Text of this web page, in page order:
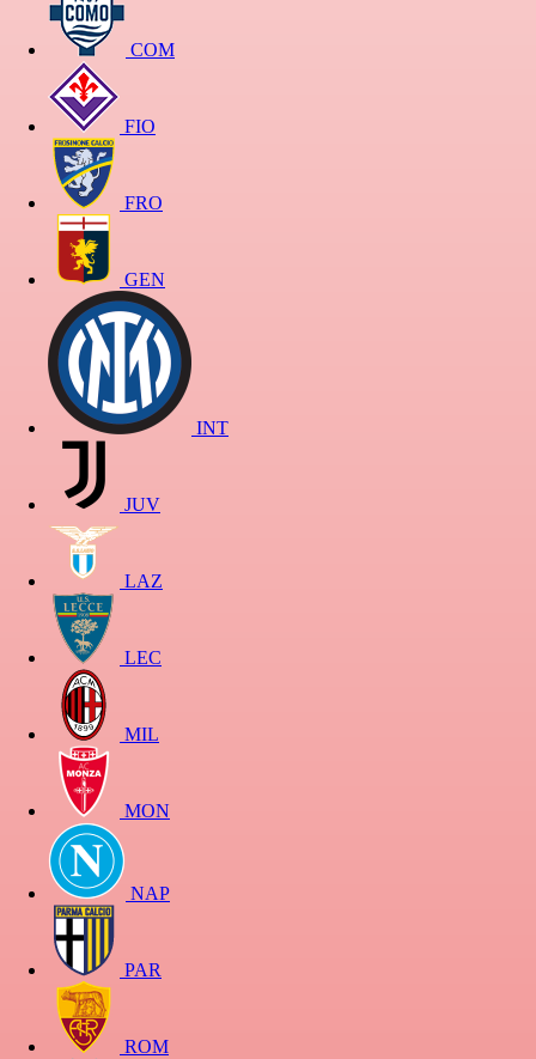
COM
FIO
FRO
GEN
INT
JUV
LAZ
LEC
MIL
MON
NAP
PAR
ROM